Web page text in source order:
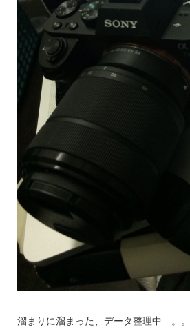
溜まりに溜まった、データ整理中…。。